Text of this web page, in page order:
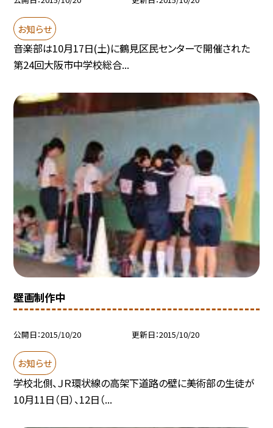
お知らせ
音楽部は10月17日(土)に鶴見区民センターで開催された
第24回大阪市中学校総合...
壁画制作中
公開日 2015/10/20 更新日 2015/10/20
お知らせ
学校北側、ＪＲ環状線の高架下道路の壁に美術部の生徒が
10月11日（日）、12日（...